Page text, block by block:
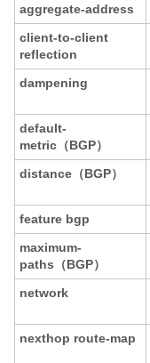
aggregate-address
client-to-client
reflection
dampening
default-
metric（BGP）
distance（BGP）
feature bgp
maximum-
paths（BGP）
network
nexthop route-map